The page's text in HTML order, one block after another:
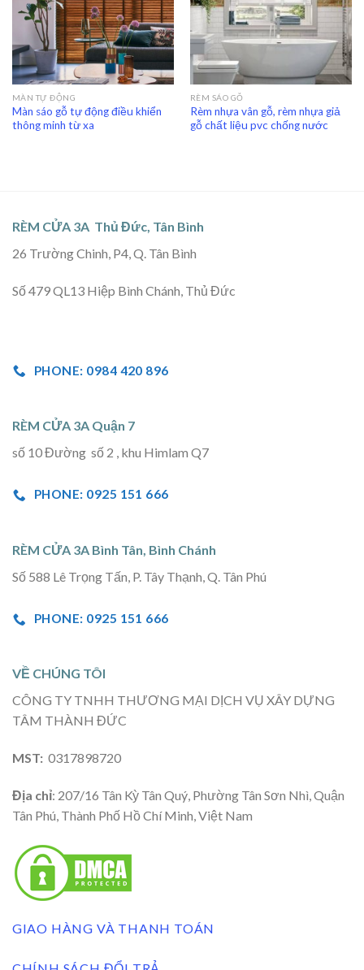
MÀN TỰ ĐỘNG
Màn sáo gỗ tự động điều khiển
thông minh từ xa
RÈM SÁO GỖ
Rèm nhựa vân gỗ, rèm nhựa giả
gỗ chất liệu pvc chống nước
RÈM CỬA 3A Thủ Đức, Tân Bình
26 Trường Chinh, P4, Q. Tân Bình
Số 479 QL13 Hiệp Bình Chánh, Thủ Đức
PHONE: 0984 420 896
RÈM CỬA 3A Quận 7
số 10 Đường số 2 , khu Himlam Q7
PHONE: 0925 151 666
RÈM CỬA 3A Bình Tân, Bình Chánh
Số 588 Lê Trọng Tấn, P. Tây Thạnh, Q. Tân Phú
PHONE: 0925 151 666
VỀ CHÚNG TÔI
CÔNG TY TNHH THƯƠNG MẠI DỊCH VỤ XÂY DỰNG
TÂM THÀNH ĐỨC
MST: 0317898720
Địa chỉ: 207/16 Tân Kỳ Tân Quý, Phường Tân Sơn Nhì, Quận
Tân Phú, Thành Phố Hồ Chí Minh, Việt Nam
GIAO HÀNG VÀ THANH TOÁN